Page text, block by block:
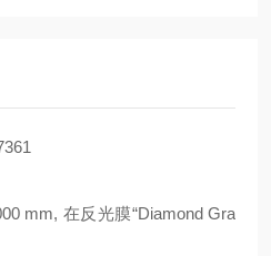
mm, 在反光膜“Diamond Gra